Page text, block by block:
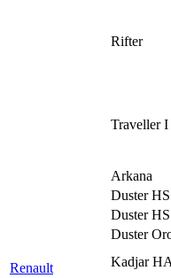
Rifter
Traveller I
Renault
Arkana
Duster HS
Duster
Duster
Kadjar